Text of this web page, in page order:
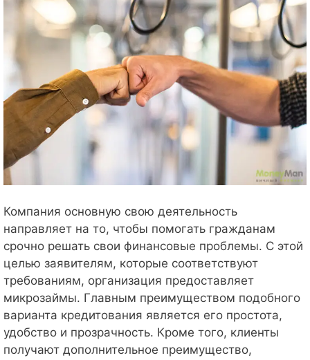
Компания основную свою деятельность
направляет на то, чтобы помогать гражданам
срочно решать свои финансовые проблемы. С этой
целью заявителям, которые соответствуют
требованиям, организация предоставляет
микрозаймы. Главным преимуществом подобного
варианта кредитования является его простота,
удобство и прозрачность. Кроме того, клиенты
получают дополнительное преимущество,